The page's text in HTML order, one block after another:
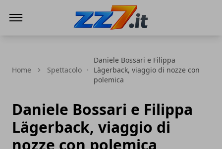
Home Spettacolo
Daniele Bossari e Filippa
Lägerback, viaggio di nozze con
polemica
Daniele Bossari e Filippa
Lägerback, viaggio di
nozze con polemica